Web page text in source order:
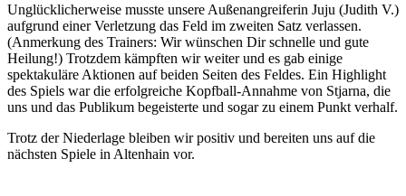
Unglücklicherweise musste unsere Außenangreiferin Juju (Judith V.)
aufgrund einer Verletzung das Feld im zweiten Satz verlassen.
(Anmerkung des Trainers: Wir wünschen Dir schnelle und gute
Heilung!) Trotzdem kämpften wir weiter und es gab einige
spektakuläre Aktionen auf beiden Seiten des Feldes. Ein Highlight
des Spiels war die erfolgreiche Kopfball-Annahme von Stjarna, die
uns und das Publikum begeisterte und sogar zu einem Punkt verhalf.
Trotz der Niederlage bleiben wir positiv und bereiten uns auf die
nächsten Spiele in Altenhain vor.